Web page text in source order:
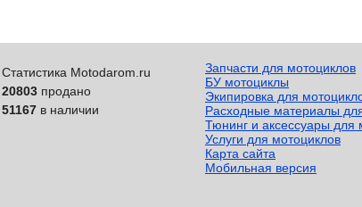
Статистика Motodarom.ru
20803 продано
51167 в наличии
Запчасти для мотоциклов
БУ мотоциклы
Экипировка для
Расходные материалы
Тюнинг и аксессуары для
Услуги для мотоциклов
Карта сайта
Мобильная версия